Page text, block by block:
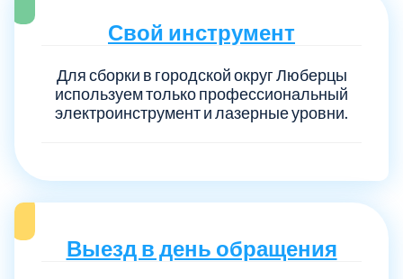
Свой инструмент
Для сборки в городской округ Люберцы
используем только профессиональный
электроинструмент и лазерные уровни.
Выезд в день обращения